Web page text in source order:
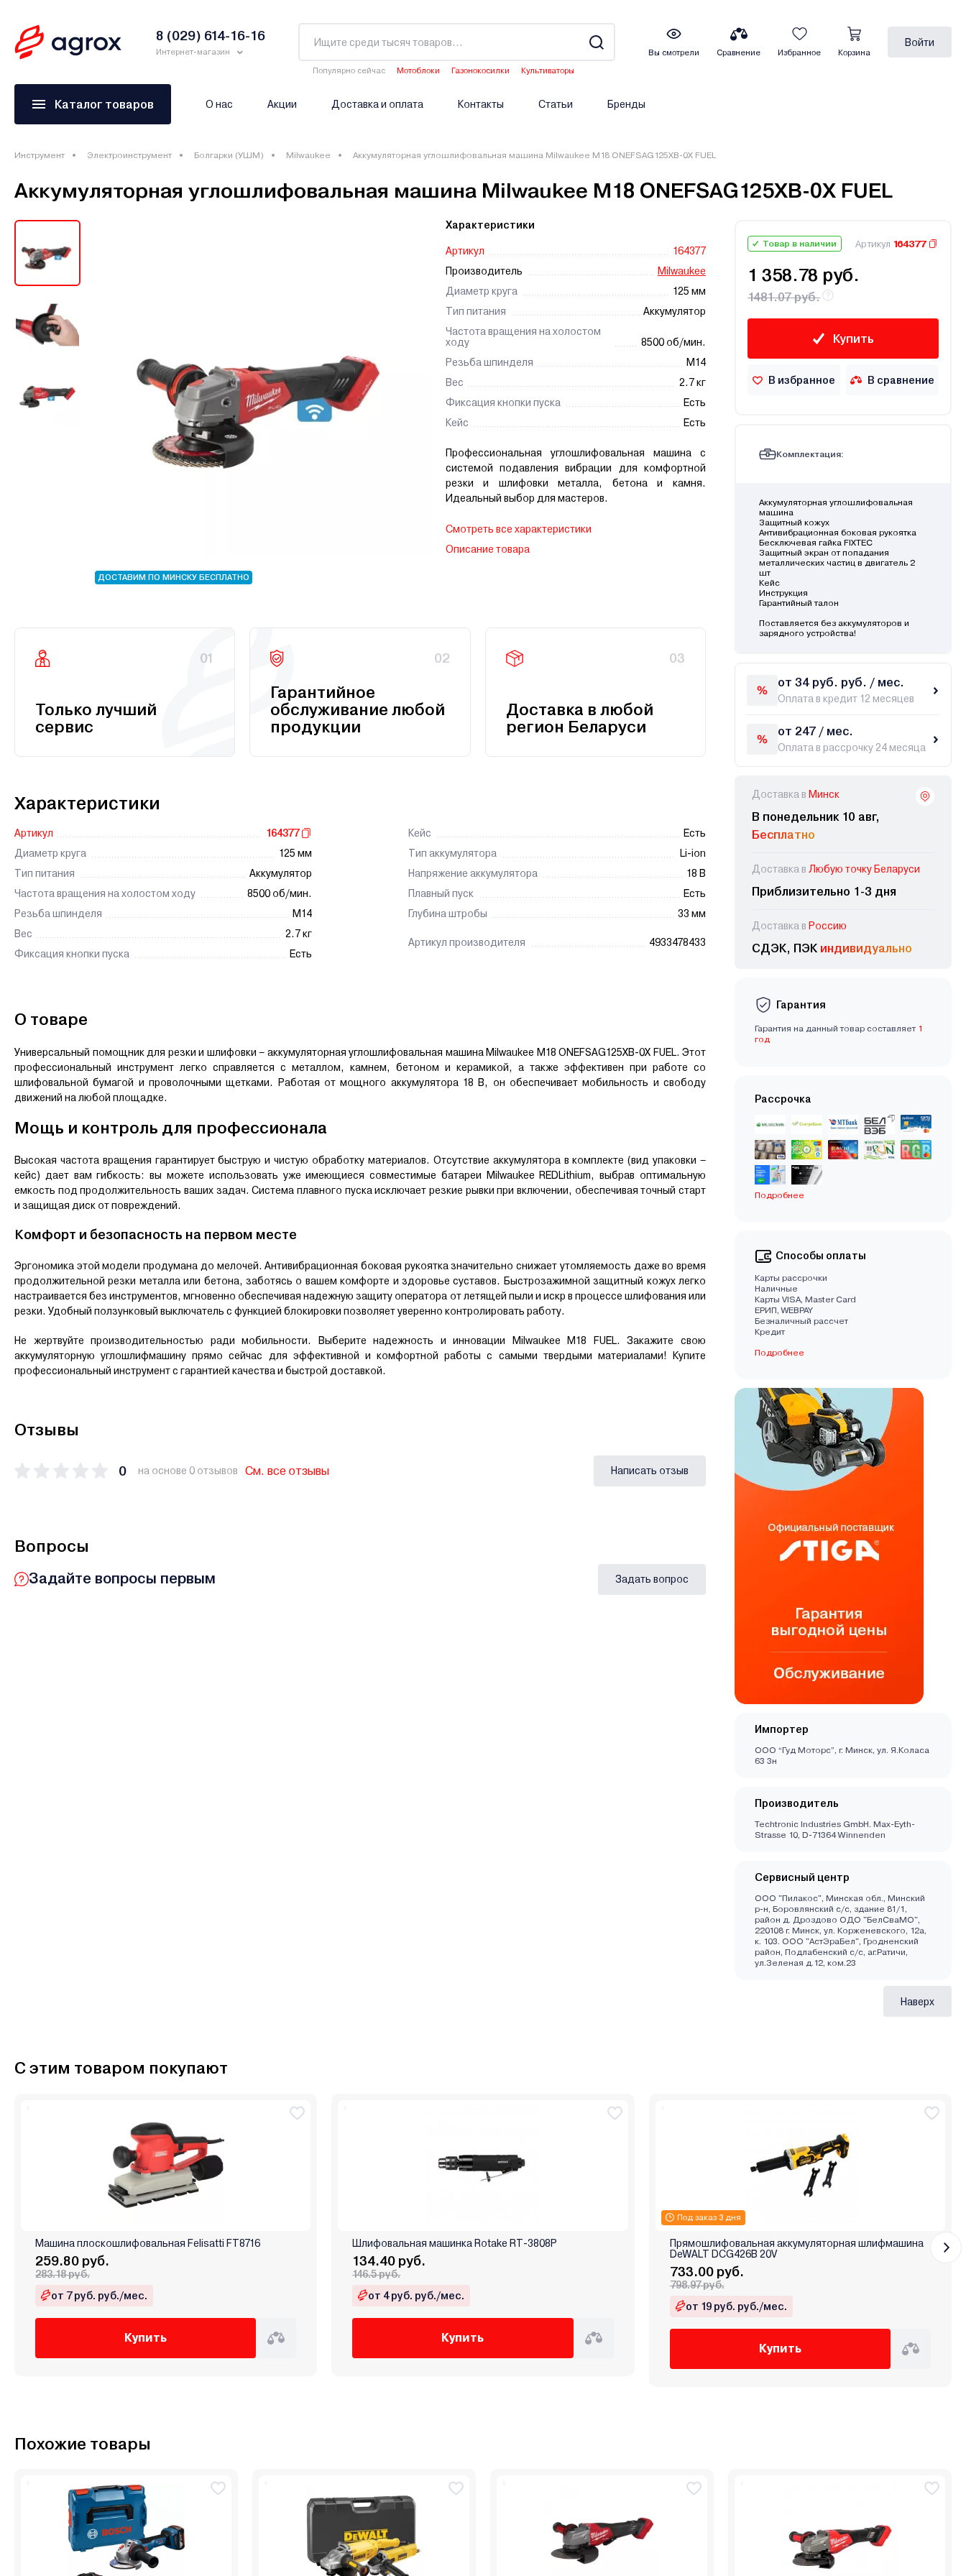
8 (029) 614-16-16
Интернет-магазин
Популярно сейчас Мотоблоки Газонокосилки
Культиваторы
Вы смотрели Сравнение Избранное Корзина
Войти
Каталог товаров О нас Акции Доставка и оплата Контакты Статьи Бренды
Инструмент Электроинструмент Болгарки (УШМ) Milwaukee Аккумуляторная углошлифовальная машина Milwaukee M18 ONEFSAG125XB-0X FUEL
Аккумуляторная углошлифовальная машина Milwaukee M18 ONEFSAG125XB-0X FUEL
ДОСТАВИМ ПО МИНСКУ БЕСПЛАТНО
Характеристики
Артикул
164377
Производитель
Milwaukee
Диаметр круга
125 мм
Тип питания
Аккумулятор
Частота вращения на холостом
ходу
8500 об/мин.
Резьба шпинделя
М14
Вес
2.7 кг
Фиксация кнопки пуска
Есть
Кейс
Есть
Профессиональная углошлифовальная машина с
системой подавления вибрации для комфортной
резки и шлифовки металла, бетона и камня.
Идеальный выбор для мастеров.
Смотреть все характеристики
Описание товара
01
Только лучший
сервис
02
Гарантийное
обслуживание любой
продукции
03
Доставка в любой
регион Беларуси
Характеристики
Артикул
164377
Диаметр круга
125 мм
Тип питания
Аккумулятор
Частота вращения на холостом ходу
8500 об/мин.
Резьба шпинделя
М14
Вес
2.7 кг
Фиксация кнопки пуска
Есть
Кейс
Есть
Тип аккумулятора
Li-ion
Напряжение аккумулятора
18 В
Плавный пуск
Есть
Глубина штробы
33 мм
Артикул производителя 4933478433
О товаре
Универсальный помощник для резки и шлифовки – аккумуляторная углошлифовальная машина Milwaukee M18 ONEFSAG125XB-0X FUEL. Этот
профессиональный инструмент легко справляется с металлом, камнем, бетоном и керамикой, а также эффективен при работе со
шлифовальной бумагой и проволочными щетками. Работая от мощного аккумулятора 18 В, он обеспечивает мобильность и свободу
движений на любой площадке.
Мощь и контроль для профессионала
Высокая частота вращения гарантирует быструю и чистую обработку материалов. Отсутствие аккумулятора в комплекте (вид упаковки –
кейс) дает вам гибкость: вы можете использовать уже имеющиеся совместимые батареи Milwaukee REDLithium, выбрав оптимальную
емкость под продолжительность ваших задач. Система плавного пуска исключает резкие рывки при включении, обеспечивая точный старт
и защищая диск от повреждений.
Комфорт и безопасность на первом месте
Эргономика этой модели продумана до мелочей. Антивибрационная боковая рукоятка значительно снижает утомляемость даже во время
продолжительной резки металла или бетона, заботясь о вашем комфорте и здоровье суставов. Быстрозажимной защитный кожух легко
настраивается без инструментов, мгновенно обеспечивая надежную защиту оператора от летящей пыли и искр в процессе шлифования или
резки. Удобный ползунковый выключатель с функцией блокировки позволяет уверенно контролировать работу.
Не жертвуйте производительностью ради мобильности. Выберите надежность и инновации Milwaukee M18 FUEL. Закажите свою
аккумуляторную углошлифмашину прямо сейчас для эффективной и комфортной работы с самыми твердыми материалами! Купите
профессиональный инструмент с гарантией качества и быстрой доставкой.
Отзывы
0 на основе 0 отзывов См. все отзывы Написать отзыв
Вопросы
Задайте вопросы первым Задать вопрос
Товар в наличии Артикул 164377
1 358.78 руб.
1481.07 руб.
Купить
В избранное В сравнение
Комплектация:
Аккумуляторная углошлифовальная
машина
Защитный кожух
Антивибрационная боковая рукоятка
Бесключевая гайка FIXTEC
Защитный экран от попадания
металлических частиц в двигатель 2
шт
Кейс
Инструкция
Гарантийный талон
Поставляется без аккумуляторов и
зарядного устройства!
от 34 руб. руб. / мес.
Оплата в кредит 12 месяцев
от 247 / мес.
Оплата в рассрочку 24 месяца
Доставка в Минск
В понедельник 10 авг,
Бесплатно
Доставка в Любую точку Беларуси
Приблизительно 1-3 дня
Доставка в Россию
СДЭК, ПЭК индивидуально
Гарантия
Гарантия на данный товар составляет 1
год
Рассрочка
Подробнее
Способы оплаты
Карты рассрочки
Наличные
Карты VISA, Master Card
EРИП, WEBPAY
Безналичный рассчет
Кредит
Подробнее
Импортер
ООО “Гуд Моторс”, г. Минск, ул. Я.Коласа
63 3н
Производитель
Techtronic Industries GmbH. Max-Eyth-
Strasse 10, D-71364 Winnenden
Сервисный центр
ООО "Пилакос", Минская обл., Минский
р-н, Боровлянский с/с, здание 81/1,
район д. Дроздово ОДО "БелСваМО",
220108 г. Минск, ул. Корженевского, 12а,
к. 103. ООО "АстЭраБел", Гродненский
район, Подлабенский с/с, аг.Ратичи,
ул.Зеленая д.12, ком.23
Наверх
С этим товаром покупают
Машина плоскошлифовальная Felisatti FT8716
259.80 руб.
283.18 руб.
от 7 руб. руб./мес.
Купить
Шлифовальная машинка Rotake RT-3808P
134.40 руб.
146.5 руб.
от 4 руб. руб./мес.
Купить
Под заказ 3 дня
Прямошлифовальная аккумуляторная шлифмашина
DeWALT DCG426B 20V
733.00 руб.
798.97 руб.
от 19 руб. руб./мес.
Купить
Похожие товары